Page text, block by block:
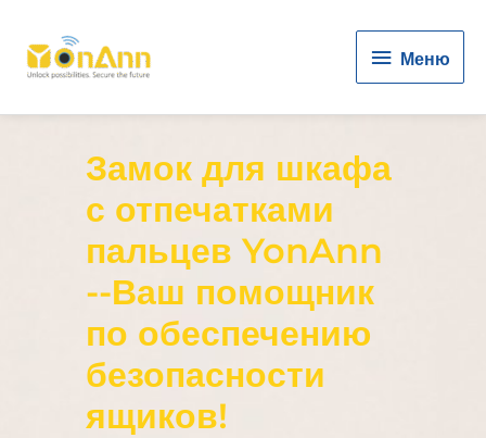
Меню
Меню
Замок для шкафа
с отпечатками
пальцев YonAnn
--Ваш помощник
по обеспечению
безопасности
ящиков!